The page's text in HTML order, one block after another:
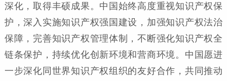
深化，取得丰硕成果。中国始终高度重视知识产权保
护，深入实施知识产权强国建设，加强知识产权法治
保障，完善知识产权管理体制，不断强化知识产权全
链条保护，持续优化创新环境和营商环境。中国愿进
一步深化同世界知识产权组织的友好合作，共同推动